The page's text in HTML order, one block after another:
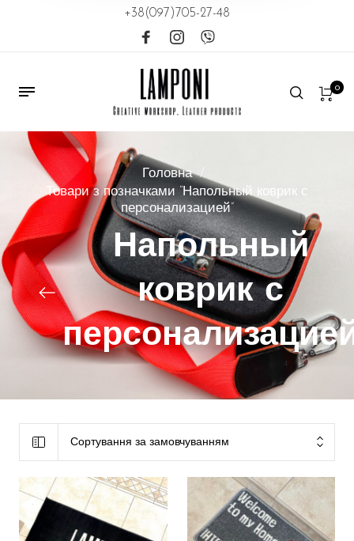
+38(097)705-27-48
0
Головна
/
Товари з позначками “Напольный коврик с
персонализацией”
Напольный
коврик с
Сортування за замовчуванням